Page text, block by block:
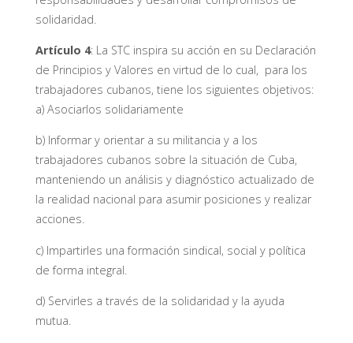
solidaridad.
Artículo 4: La STC inspira su acción en su Declaración
de Principios y Valores en virtud de lo cual, para los
trabajadores cubanos, tiene los siguientes objetivos:
a) Asociarlos solidariamente
b) Informar y orientar a su militancia y a los
trabajadores cubanos sobre la situación de Cuba,
manteniendo un análisis y diagnóstico actualizado de
la realidad nacional para asumir posiciones y realizar
acciones.
c) Impartirles una formación sindical, social y política
de forma integral.
d) Servirles a través de la solidaridad y la ayuda
mutua.